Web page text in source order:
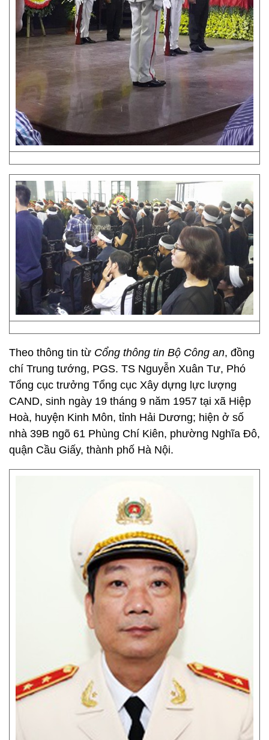
Theo thông tin từ Cổng thông tin Bộ Công an, đồng
chí Trung tướng, PGS. TS Nguyễn Xuân Tư, Phó
Tổng cục trưởng Tổng cục Xây dựng lực lượng
CAND, sinh ngày 19 tháng 9 năm 1957 tại xã Hiệp
Hoà, huyện Kinh Môn, tỉnh Hải Dương; hiện ở số
nhà 39B ngõ 61 Phùng Chí Kiên, phường Nghĩa Đô,
quận Cầu Giấy, thành phố Hà Nội.